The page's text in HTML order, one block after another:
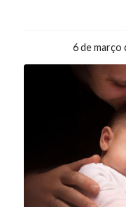
6 de março/